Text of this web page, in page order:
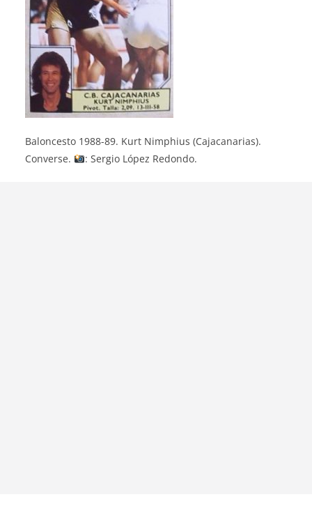
Baloncesto 1988-89. Kurt Nimphius (Cajacanarias).
Converse.
: Sergio López Redondo.